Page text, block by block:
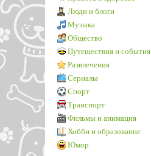
Люди и блоги
Музыка
Общество
Путешествия и события
Развлечения
Сериалы
Спорт
Транспорт
Фильмы и анимация
Хобби и образование
Юмор